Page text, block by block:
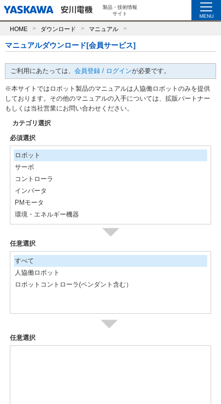
製品・技術情報
サイト
MENU
HOME ダウンロード マニュアル
マニュアルダウンロード[会員サービス]
ご利用にあたっては、 会員登録 / ログインが必要です。
※本サイトではロボット製品のマニュアルは人協働ロボットのみを提供
しております。その他のマニュアルの入手については、拡販パートナー
もしくは当社営業にお問い合わせください。
カテゴリ選択
必須選択
ロボット
サーボ
コントローラ
インバータ
PMモータ
環境・エネルギー機器
任意選択
すべて
人協働ロボット
ロボットコントローラ(ペンダント含む）
任意選択